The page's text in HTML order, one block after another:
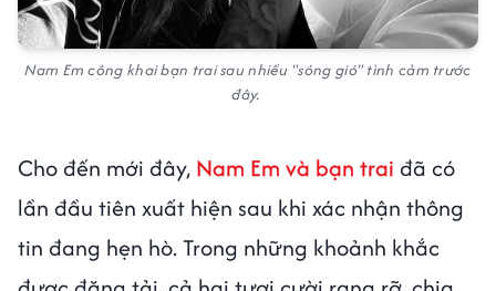
Nam Em công khai bạn trai sau nhiều "sóng gió" tình cảm trước
đây.
Cho đến mới đây, Nam Em và bạn trai đã có
lần đầu tiên xuất hiện sau khi xác nhận thông
tin đang hẹn hò. Trong những khoảnh khắc